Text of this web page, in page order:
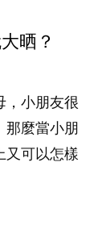
晒？
，小朋友很
那麼當小朋
又可以怎樣